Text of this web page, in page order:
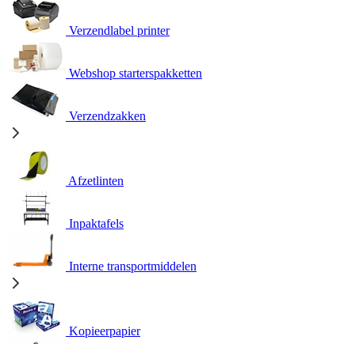
Verzendlabel printer
Webshop starterspakketten
Verzendzakken
Afzetlinten
Inpaktafels
Interne transportmiddelen
Kopieerpapier